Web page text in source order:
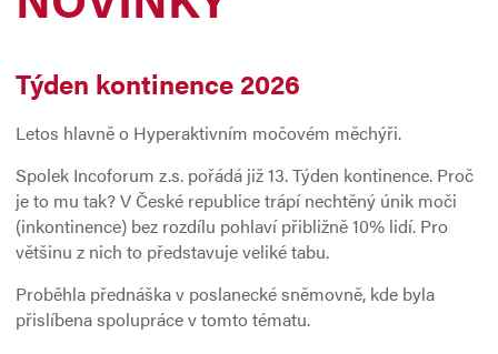
Týden kontinence 2026
Letos hlavně o Hyperaktivním močovém měchýři.
Spolek Incoforum z.s. pořádá již 13. Týden kontinence. Proč
je to mu tak? V České republice trápí nechtěný únik moči
(inkontinence) bez rozdílu pohlaví přibližně 10% lidí. Pro
většinu z nich to představuje veliké tabu.
Proběhla přednáška v poslanecké sněmovně, kde byla
přislíbena spolupráce v tomto tématu.